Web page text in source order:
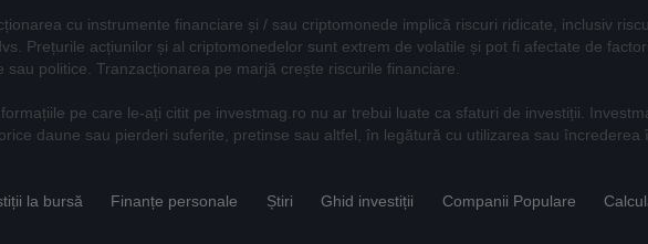
cu instrumente financiare și / sau criptomonede implică riscuri ridicate, inclusiv
Prețurile acțiunilor și al criptomonedelor sunt extrem de volatile și pot fi afectate de
sau politice. Tranzacționarea pe marjă crește riscurile financiare.
pe care le-ați citit pe investmag.ro nu ar trebui luate ca sfaturi de investiții.
daune sau pierderi suferite, pretinse sau altfel, în legătură cu utilizarea sau
la bursă Finanțe personale Știri Ghid investiții Companii Populare